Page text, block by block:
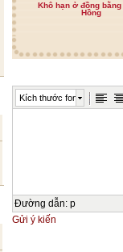
Khô hạn ở đồng bằng
Hồng
Kích thước font
Đường dẫn: p
Gửi ý kiến